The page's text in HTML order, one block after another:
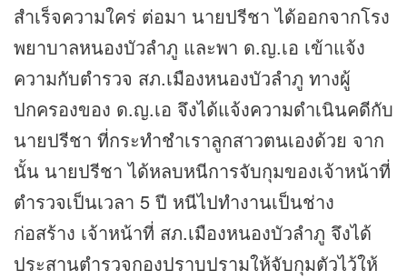
สำเร็จความใคร่ ต่อมา นายปรีชา ได้ออกจากโรง
พยาบาลหนองบัวลำภู และพา ด.ญ.เอ เข้าแจ้ง
ความกับตำรวจ สภ.เมืองหนองบัวลำภู ทางผู้
ปกครองของ ด.ญ.เอ จึงได้แจ้งความดำเนินคดีกับ
นายปรีชา ที่กระทำชำเราลูกสาวตนเองด้วย จาก
นั้น นายปรีชา ได้หลบหนีการจับกุมของเจ้าหน้าที่
ตำรวจเป็นเวลา 5 ปี หนีไปทำงานเป็นช่าง
ก่อสร้าง เจ้าหน้าที่ สภ.เมืองหนองบัวลำภู จึงได้
ประสานตำรวจกองปราบปรามให้จับกุมตัวไว้ให้